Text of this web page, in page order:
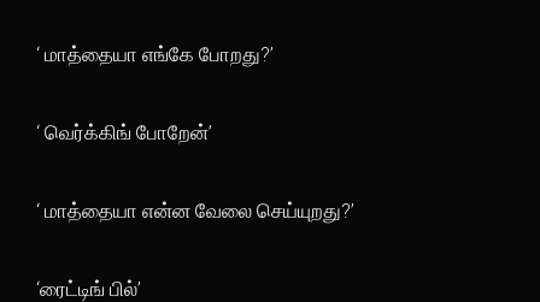
‘ மாத்தையா எங்கே போறது?’
‘ வெர்க்கிங் போறேன்’
‘ மாத்தையா என்ன வேலை செய்யுறது?’
‘ரைட்டிங் பில்’